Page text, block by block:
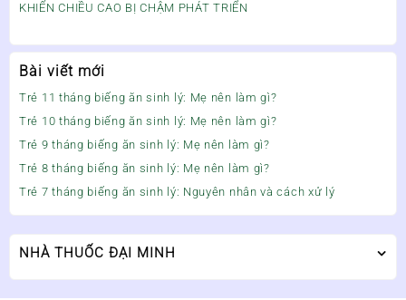
KHIẾN CHIỀU CAO BỊ CHẬM PHÁT TRIỂN
Bài viết mới
Trẻ 11 tháng biếng ăn sinh lý: Mẹ nên làm gì?
Trẻ 10 tháng biếng ăn sinh lý: Mẹ nên làm gì?
Trẻ 9 tháng biếng ăn sinh lý: Mẹ nên làm gì?
Trẻ 8 tháng biếng ăn sinh lý: Mẹ nên làm gì?
Trẻ 7 tháng biếng ăn sinh lý: Nguyên nhân và cách xử lý
NHÀ THUỐC ĐẠI MINH